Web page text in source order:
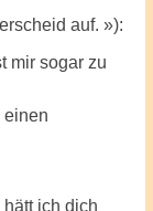
auf. »):
mir sogar zu
einen
ich dich